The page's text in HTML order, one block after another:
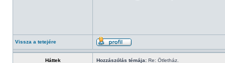
Vissza a tetejére
Háttek Hozzászólás témája: Re: Ötletház.